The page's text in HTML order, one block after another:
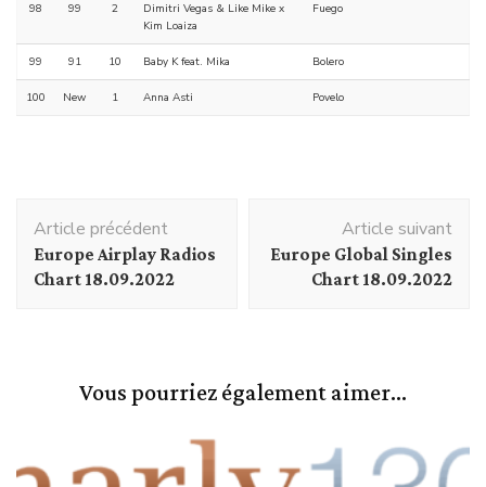
98 99 2
Dimitri Vegas & Like Mike x
Kim Loaiza
Fuego
99 91 10 Baby K feat. Mika Bolero
100 New 1 Anna Asti Povelo
d'article
Article précédent
Europe Airplay Radios
Chart 18.09.2022
Article suivant
Europe Global Singles
Chart 18.09.2022
Vous pourriez également aimer...